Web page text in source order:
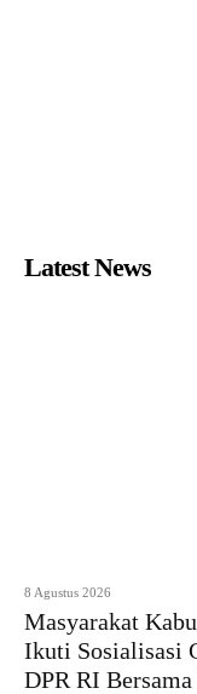
Latest News
8 Agustus 2026
Masyarakat
Ikuti Sosialisasi
DPR RI